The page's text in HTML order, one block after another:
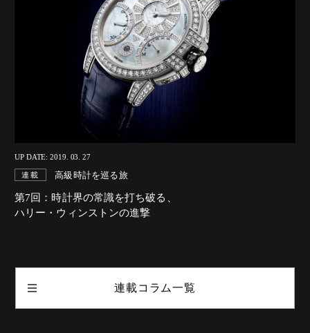
UP DATE: 2019. 03. 27
連載 高級時計を巡る旅
第7回：時計界の常識を打ち破る、
ハリー・ウィンストンの進撃
連載コラム一覧